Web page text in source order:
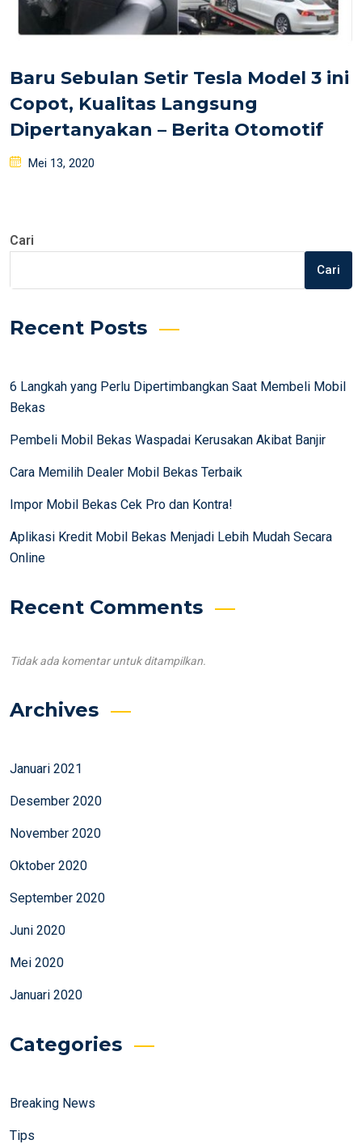
Baru Sebulan Setir Tesla Model 3 ini
Copot, Kualitas Langsung
Dipertanyakan – Berita Otomotif
Posted
Mei 13, 2020
Cari
Cari
Recent Posts
6 Langkah yang Perlu Dipertimbangkan Saat Membeli Mobil
Bekas
Pembeli Mobil Bekas Waspadai Kerusakan Akibat Banjir
Cara Memilih Dealer Mobil Bekas Terbaik
Impor Mobil Bekas Cek Pro dan Kontra!
Aplikasi Kredit Mobil Bekas Menjadi Lebih Mudah Secara
Online
Recent Comments
Tidak ada komentar untuk ditampilkan.
Archives
Januari 2021
Desember 2020
November 2020
Oktober 2020
September 2020
Juni 2020
Mei 2020
Januari 2020
Categories
Breaking News
Tips